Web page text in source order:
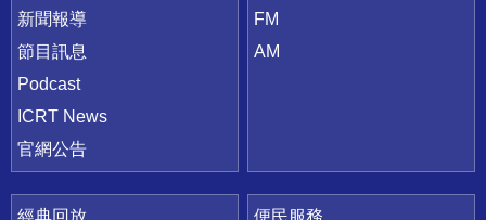
新聞報導
節目訊息
Podcast
ICRT News
官網公告
FM
AM